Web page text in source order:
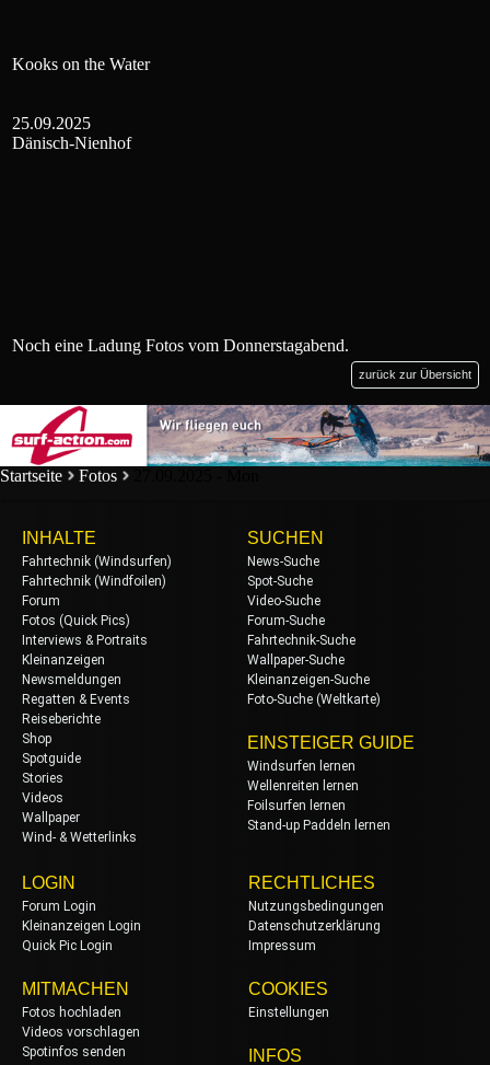
Kooks on the Water
25.09.2025
Dänisch-Nienhof
Noch eine Ladung Fotos vom Donnerstagabend.
zurück zur Übersicht
Startseite Fotos
INHALTE
Fahrtechnik (Windsurfen)
Fahrtechnik (Windfoilen)
Forum
Fotos (Quick Pics)
Interviews & Portraits
Kleinanzeigen
Newsmeldungen
Regatten & Events
Reiseberichte
Shop
Spotguide
Stories
Videos
Wallpaper
Wind- & Wetterlinks
SUCHEN
News-Suche
Spot-Suche
Video-Suche
Forum-Suche
Fahrtechnik-Suche
Wallpaper-Suche
Kleinanzeigen-Suche
Foto-Suche (Weltkarte)
EINSTEIGER GUIDE
Windsurfen lernen
Wellenreiten lernen
Foilsurfen lernen
Stand-up Paddeln lernen
LOGIN
Forum Login
Kleinanzeigen Login
Quick Pic Login
MITMACHEN
Fotos hochladen
Videos vorschlagen
Spotinfos senden
RECHTLICHES
Nutzungsbedingungen
Datenschutzerklärung
Impressum
COOKIES
Einstellungen
INFOS